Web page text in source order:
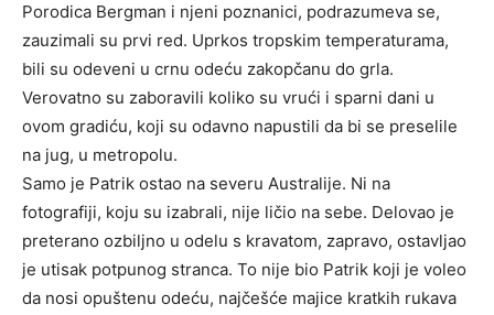
Porodica Bergman i njeni poznanici, podrazumeva se,
zauzimali su prvi red. Uprkos tropskim temperaturama,
bili su odeveni u crnu odeću zakopčanu do grla.
Verovatno su zaboravili koliko su vrući i sparni dani u
ovom gradiću, koji su odavno napustili da bi se preselile
na jug, u metropolu.
Samo je Patrik ostao na severu Australije. Ni na
fotografiji, koju su izabrali, nije ličio na sebe. Delovao je
preterano ozbiljno u odelu s kravatom, zapravo, ostavljao
je utisak potpunog stranca. To nije bio Patrik koji je voleo
da nosi opuštenu odeću, najčešće majice kratkih rukava